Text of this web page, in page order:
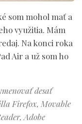
som mohol mať a
využitia. Mám
Na konci roka
Air a už som ho
desať
Firefox, Movable
Adobe